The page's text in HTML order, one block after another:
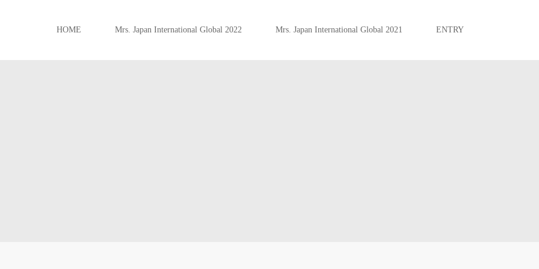
HOME Mrs. Japan International Global 2022 Mrs. Japan International Global 2021 ENTRY